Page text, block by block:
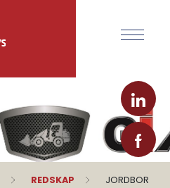
REDSKAP JORDBOR